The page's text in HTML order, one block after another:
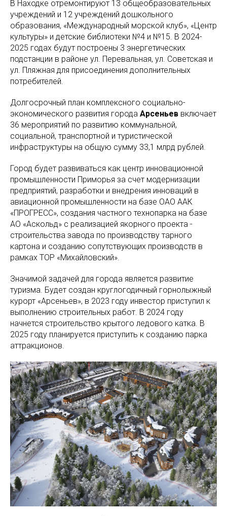
В Находке отремонтируют 13 общеобразовательных
учреждений и 12 учреждений дошкольного
образования, «Международный морской клуб», «Центр
культуры» и детские библиотеки №4 и №15. В 2024-
2025 годах будут построены 3 энергетических
подстанции в районе ул. Перевальная, ул. Советская и
ул. Пляжная для присоединения дополнительных
потребителей.
Долгосрочный план комплексного социально-
экономического развития города Арсеньев включает
36 мероприятий по развитию коммунальной,
социальной, транспортной и туристической
инфраструктуры на общую сумму 33,1 млрд рублей.
Город будет развиваться как центр инновационной
промышленности Приморья за счет модернизации
предприятий, разработки и внедрения инноваций в
авиационной промышленности на базе ОАО ААК
«ПРОГРЕСС», создания частного технопарка на базе
АО «Аскольд» с реализацией якорного проекта -
строительства завода по производству тарного
картона и созданию сопутствующих производств в
рамках ТОР «Михайловский».
Значимой задачей для города является развитие
туризма. Будет создан круглогодичный горнолыжный
курорт «Арсеньев», в 2023 году инвестор приступил к
выполнению строительных работ. В 2024 году
начнется строительство крытого ледового катка. В
2025 году планируется приступить к созданию парка
аттракционов.